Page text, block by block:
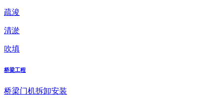
疏浚
清淤
吹填
桥梁工程
桥梁门机拆卸安装